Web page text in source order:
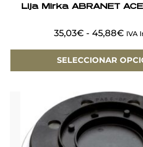
Lija Mirka ABRANET
35,03€ - 45,88€ IVA
SELECCIONAR